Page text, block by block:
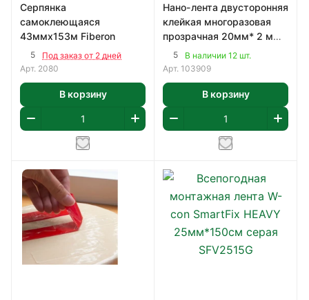
Серпянка
самоклеющаяся
43ммх153м Fiberon
5
Под заказ от 2 дней
Арт. 2080
В корзину
Нано-лента двусторонняя
клейкая многоразовая
прозрачная 20мм* 2 м
/125
В наличии 12 шт.
Арт. 103909
В корзину